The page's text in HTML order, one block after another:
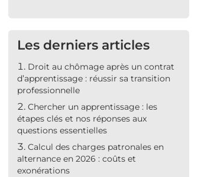
Les derniers articles
Droit au chômage après un contrat
d’apprentissage : réussir sa transition
professionnelle
Chercher un apprentissage : les
étapes clés et nos réponses aux
questions essentielles
Calcul des charges patronales en
alternance en 2026 : coûts et
exonérations